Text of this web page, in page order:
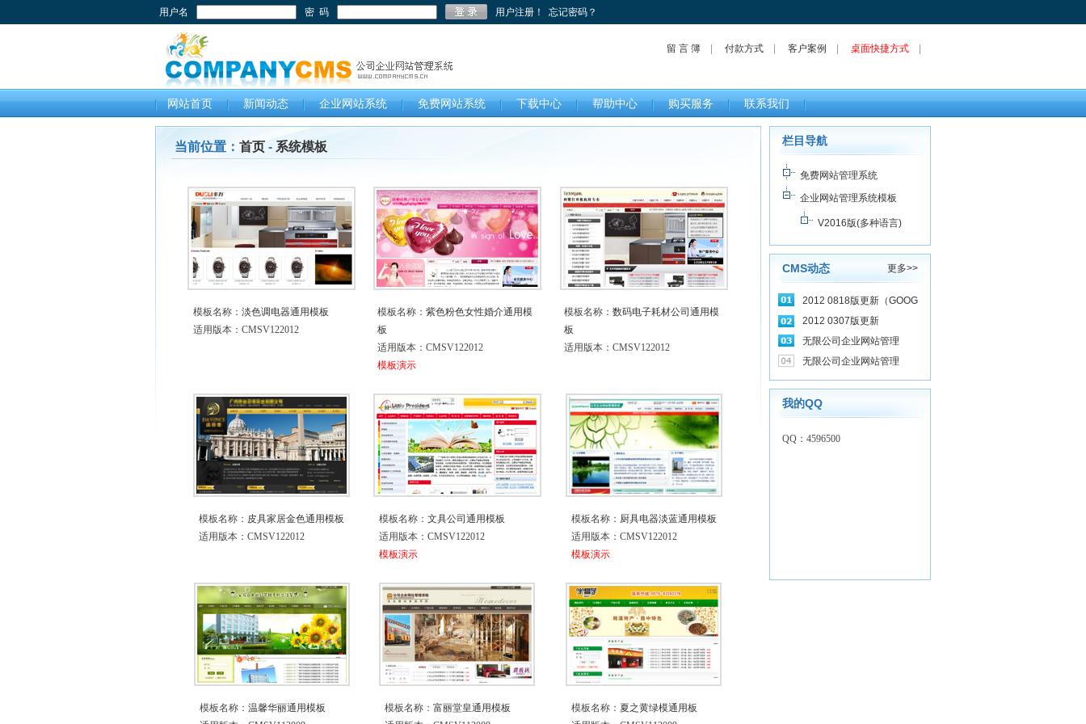
用户名 密 码 用户注册！ 忘记密码？
留 言 簿 付款方式 客户案例 桌面快捷方式
网站首页 新闻动态 企业网站系统 免费网站系统 下载中心 帮助中心 购买服务 联系我们
当前位置： 首页 - 系统模板
模板名称： 淡色调电器通用模板
适用版本：CMSV122012
模板名称： 紫色粉色女性婚介通用模
板
适用版本：CMSV122012
模板演示
模板名称： 数码电子耗材公司通用模
板
适用版本：CMSV122012
模板名称： 皮具家居金色通用模板
适用版本：CMSV122012
模板名称： 文具公司通用模板
适用版本：CMSV122012
模板演示
模板名称： 厨具电器淡蓝通用模板
适用版本：CMSV122012
模板演示
模板名称： 温馨华丽通用模板
模板名称： 富丽堂皇通用模板
模板名称： 夏之黄绿模通用板
栏目导航
免费网站管理系统
企业网站管理系统模板
V2016版(多种语言)
更多>>
CMS动态
2012 0818版更新（GOOG
2012 0307版更新
无限公司企业网站管理
无限公司企业网站管理
我的QQ
QQ：4596500